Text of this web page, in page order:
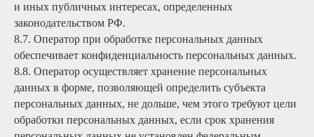
и иных публичных интересах, определенных
законодательством РФ.
8.7. Оператор при обработке персональных данных
обеспечивает конфиденциальность персональных данных.
8.8. Оператор осуществляет хранение персональных
данных в форме, позволяющей определить субъекта
персональных данных, не дольше, чем этого требуют цели
обработки персональных данных, если срок хранения